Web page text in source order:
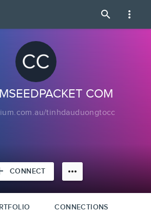
search more_vert
COM
tinhdauduongtocc
CONNECT more_horiz
CONNECTIONS